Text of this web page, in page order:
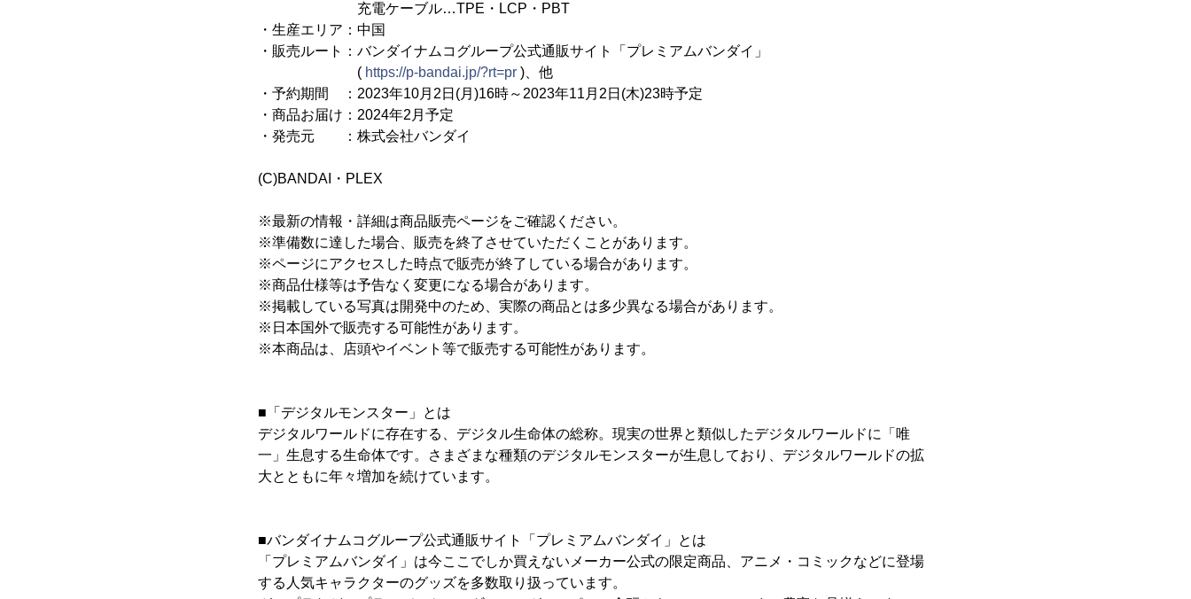
充電ケーブル…TPE・LCP・PBT
・生産エリア：中国
・販売ルート：バンダイナムコグループ公式通販サイト「プレミアムバンダイ」
( https://p-bandai.jp/?rt=pr )、他
・予約期間 ：2023年10月2日(月)16時～2023年11月2日(木)23時予定
・商品お届け：2024年2月予定
・発売元 ：株式会社バンダイ
(C)BANDAI・PLEX
※最新の情報・詳細は商品販売ページをご確認ください。
※準備数に達した場合、販売を終了させていただくことがあります。
※ページにアクセスした時点で販売が終了している場合があります。
※商品仕様等は予告なく変更になる場合があります。
※掲載している写真は開発中のため、実際の商品とは多少異なる場合があります。
※日本国外で販売する可能性があります。
※本商品は、店頭やイベント等で販売する可能性があります。
■「デジタルモンスター」とは
デジタルワールドに存在する、デジタル生命体の総称。現実の世界と類似したデジタルワールドに「唯
一」生息する生命体です。さまざまな種類のデジタルモンスターが生息しており、デジタルワールドの拡
大とともに年々増加を続けています。
■バンダイナムコグループ公式通販サイト「プレミアムバンダイ」とは
「プレミアムバンダイ」は今ここでしか買えないメーカー公式の限定商品、アニメ・コミックなどに登場
する人気キャラクターのグッズを多数取り扱っています。